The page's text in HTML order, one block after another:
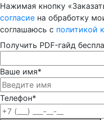
Нажимая кнопку
согласие на обработку
соглашаюсь с политикой
Получить PDF-гайд
Ваше имя*
Телефон*